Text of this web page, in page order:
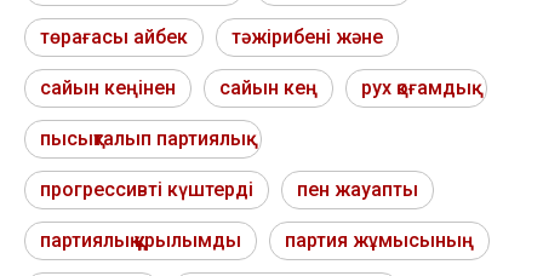
төрағасы айбек тәжірибені және
сайын кеңінен сайын кең рух қоғамдық
пысықталып партиялық
прогрессивті күштерді пен жауапты
партиялық құрылымды партия жұмысының